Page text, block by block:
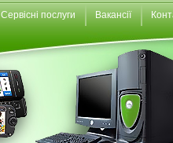
Сервісні послуги Вакансії